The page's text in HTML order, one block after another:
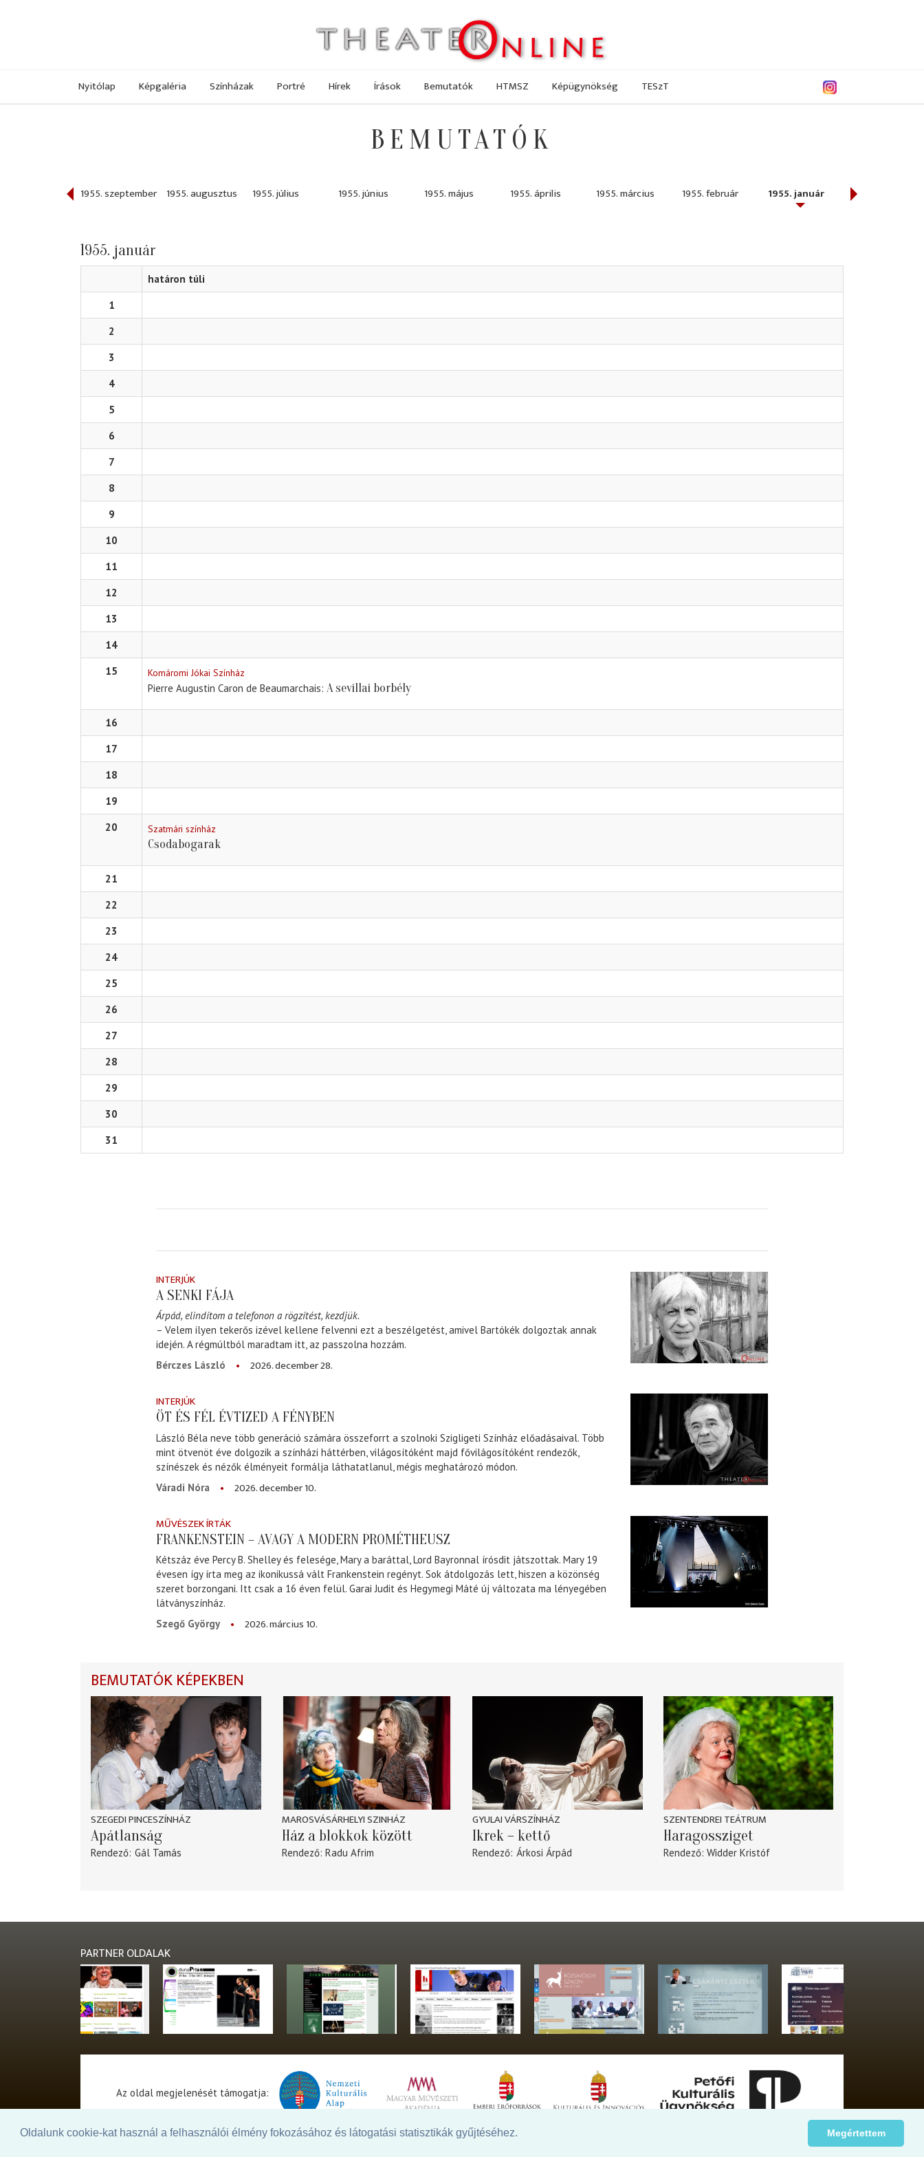
Oldalunk cookie-kat használ a felhasználói élmény fokozásához és látogatási statisztikák gyűjtéséhez. Megértettem
Nyitólap Képgaléria Színházak Portré Hírek Írások Bemutatók HTMSZ Képügynökség TESzT
BEMUTATÓK
1955. szeptember 1955. augusztus 1955. július 1955. június 1955. május 1955. április 1955. március 1955. február 1955. január 1954. december
1955. január
határon túli
1
2
3
4
5
6
7
8
9
10
11
12
13
14
15
Komáromi Jókai Színház
Pierre Augustin Caron de Beaumarchais A sevillai borbély
16
17
18
19
20
Szatmári színház
Csodabogarak
21
22
23
24
25
26
27
28
29
30
31
INTERJÚK
A SENKI FÁJA
Árpád, elindítom a telefonon a rögzítést, kezdjük.
– Velem ilyen tekerős izével kellene felvenni ezt a beszélgetést, amivel Bartókék dolgoztak annak
idején. A régmúltból maradtam itt, az passzolna hozzám.
Bérczes László
2026. december 28.
INTERJÚK
ÖT ÉS FÉL ÉVTIZED A FÉNYBEN
László Béla neve több generáció számára összeforrt a szolnoki Szigligeti Színház előadásaival. Több
mint ötvenöt éve dolgozik a színházi háttérben, világosítóként majd fővilágosítóként rendezők,
színészek és nézők élményeit formálja láthatatlanul, mégis meghatározó módon.
Váradi Nóra
2026. december 10.
MŰVÉSZEK ÍRTÁK
FRANKENSTEIN – AVAGY A MODERN PROMÉTHEUSZ
Kétszáz éve Percy B. Shelley és felesége, Mary a baráttal, Lord Bayronnal írósdit játszottak. Mary 19
évesen így írta meg az ikonikussá vált Frankenstein regényt. Sok átdolgozás lett, hiszen a közönség
szeret borzongani. Itt csak a 16 éven felül. Garai Judit és Hegymegi Máté új változata ma lényegében
látványszínház.
Szegő György
2026. március 10.
BEMUTATÓK KÉPEKBEN
SZEGEDI PINCESZÍNHÁZ
Apátlanság
Rendező Gál Tamás
MAROSVÁSÁRHELYI SZINHÁZ
Ház a blokkok között
Rendező Radu Afrim
GYULAI VÁRSZÍNHÁZ
Ikrek – kettő
Rendező Árkosi Árpád
SZENTENDREI TEÁTRUM
Haragossziget
Rendező Widder Kristóf
PARTNER OLDALAK
Az oldal megjelenését támogatja: